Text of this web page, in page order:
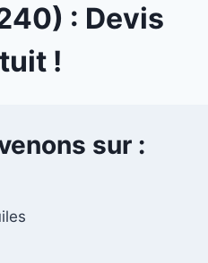
: Devis
!
sur :